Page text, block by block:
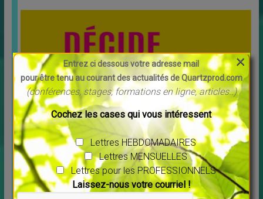
Décide ou décède par Karine Van Cayzeele
↳
LES MERVEILLES DU MONDE NOUVEAU,Livres
Voilà un livre que je vous recommande particulièrement,
une écriture légére pour dire ce qui est si […]
Entrez ci dessous votre adresse mail
pour être tenu au courant des actualités de Quartzprod.com
(conférences, stages, formations en ligne, articles..)
Cochez les cases qui vous intéressent
Lettres HEBDOMADAIRES
Lettres MENSUELLES
Lettres pour les PROFESSIONNELS
Laissez-nous votre courriel !
×